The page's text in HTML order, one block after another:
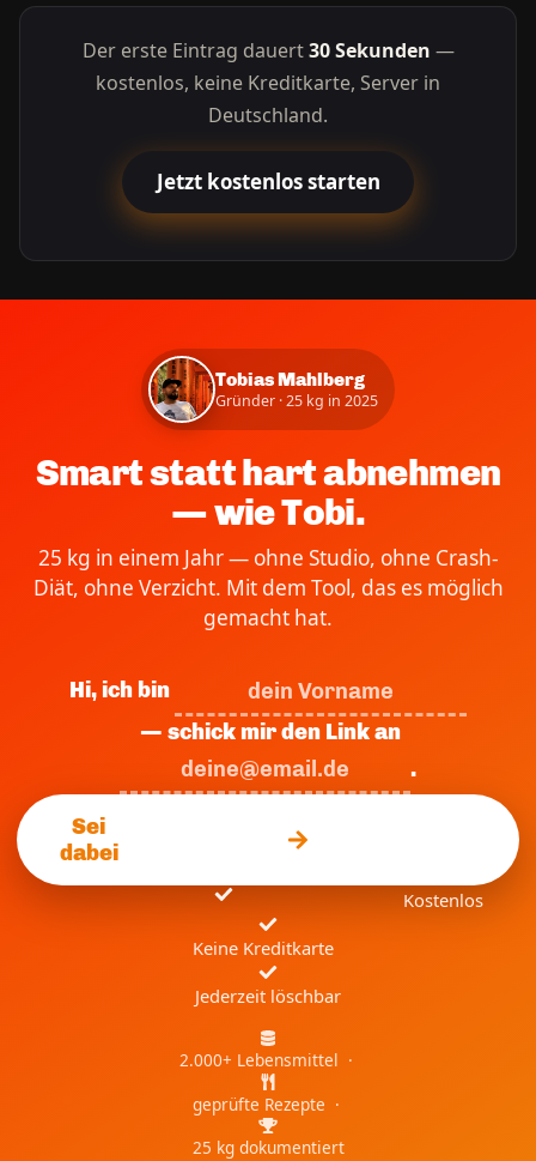
Der erste Eintrag dauert30 Sekunden —
kostenlos, keine Kreditkarte, Server in
Deutschland.
Jetzt kostenlos starten
Tobias Mahlberg
Gründer · 25 kg in 2025
Smart statt hart abnehmen
— wie Tobi.
25 kg in einem Jahr — ohne Studio, ohne Crash-
Diät, ohne Verzicht. Mit dem Tool, das es möglich
gemacht hat.
Hi, ich bin
— schick mir den Link an
.
Sei
dabei
Kostenlos
Keine Kreditkarte
Jederzeit löschbar
2.000+ Lebensmittel ·
geprüfte Rezepte ·
25 kg dokumentiert